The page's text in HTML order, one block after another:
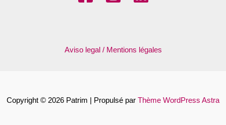
Aviso legal / Mentions légales
Copyright © 2026 Patrim | Propulsé par Thème WordPress Astra